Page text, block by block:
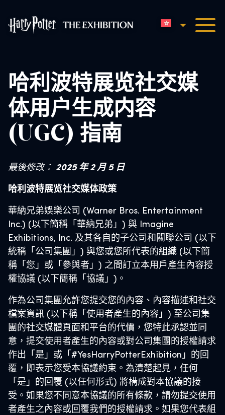
香港中文
哈利波特展览社交媒
体用户生成内容
(UGC) 指南
最後修改： 2025 年 2 月 5 日
哈利波特展览社交媒体政策
華納兄弟娛樂公司 (Warner Bros. Entertainment
Inc.) (以下簡稱「華納兄弟」) 與 Imagine
Exhibitions, Inc. 及其各自的子公司和關聯公司 (以下
統稱「公司集團」) 與您或您所代表的組織 (以下簡
稱「您」或「參與者」) 之間訂立本用戶產生內容授
權協議 (以下簡稱「協議」)。
作為公司集團允許您提交您的內容、內容描述和社交
檔案資訊 (以下稱「使用者產生的內容」) 至公司集
團的社交媒體頁面和平台的代價，您特此承認並同
意，提交使用者產生的內容或對公司集團的授權請求
作出「是」或「#YesHarryPotterExhibition」的回
覆，即表示您受本協議約束。為清楚起見，任何
「是」的回覆 (以任何形式) 將構成對本協議的接
受。如果您不同意本協議的所有條款，請勿提交使用
者產生之內容或回覆我們的授權請求。如果您代表組